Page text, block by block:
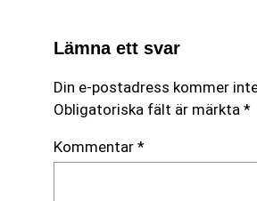
Lämna ett svar
Din e-postadress kommer
Obligatoriska fält är märkta *
Kommentar *